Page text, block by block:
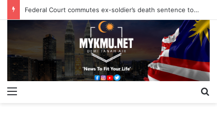
Federal Court commutes ex-soldier’s death sentence to 40 years